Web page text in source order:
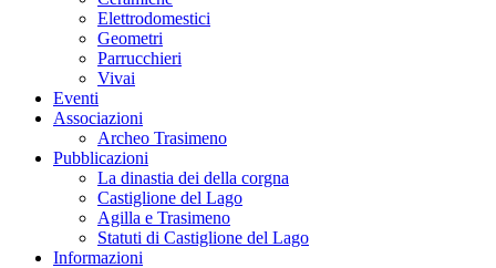
Elettrodomestici
Geometri
Parrucchieri
Vivai
Eventi
Associazioni
Archeo Trasimeno
Pubblicazioni
La dinastia dei della corgna
Castiglione del Lago
Agilla e Trasimeno
Statuti di Castiglione del Lago
Informazioni